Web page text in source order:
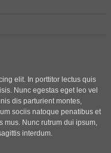
elit. In porttitor lectus quis
Nunc egestas eget leo vel
dis parturient montes,
sociis natoque penatibus et
mus. Nunc rutrum dui ipsum,
interdum.